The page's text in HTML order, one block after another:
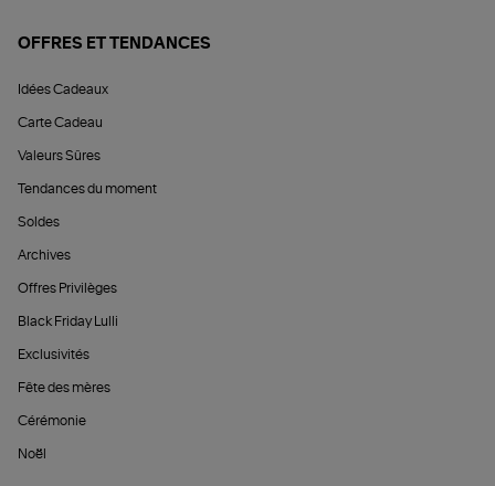
OFFRES ET TENDANCES
Idées Cadeaux
Carte Cadeau
Valeurs Sûres
Tendances du moment
Soldes
Archives
Offres Privilèges
Black Friday Lulli
Exclusivités
Fête des mères
Cérémonie
Noël